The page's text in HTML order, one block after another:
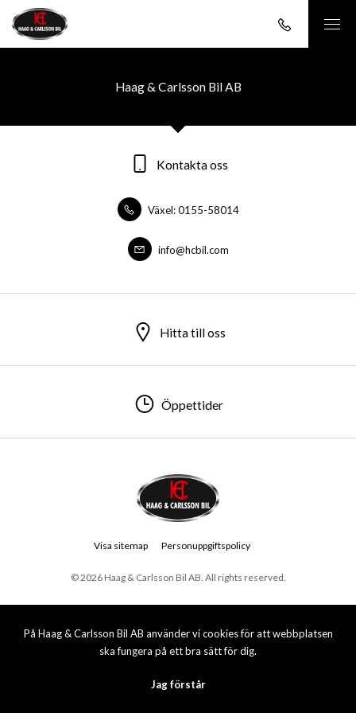
På Haag & Carlsson Bil AB använder vi cookies för att webbplatsen
ska fungera på ett bra sätt för dig.
Jag förstår
Haag & Carlsson Bil AB
Kontakta oss
Växel: 0155-58014
info@hcbil.com
Hitta till oss
Öppettider
© 2026 Haag & Carlsson Bil AB. All rights reserved.
Visa sitemap Personuppgiftspolicy